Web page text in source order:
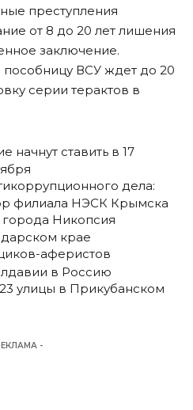
преступления
от 8 до 20 лет лишения
заключение.
пособницу ВСУ ждет до 20
серии терактов в
начнут ставить в 17
дела:
филиала НЭСК Крымска
Никопсия
крае
аферистов
в Россию
улицы в Прикубанском
-